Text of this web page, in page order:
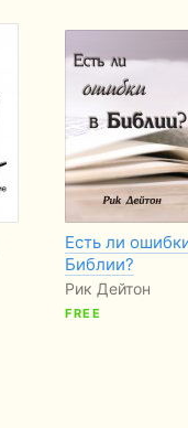
Есть ли
Библии?
Рик Дейтон
FREE